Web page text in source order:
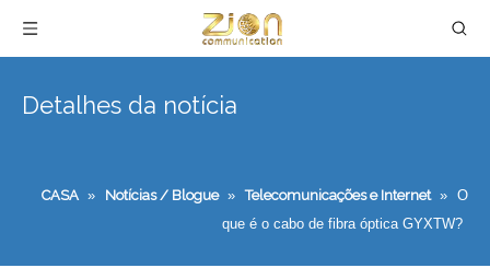
Detalhes da notícia
CASA » Notícias / Blogue » Telecomunicações e Internet » O
que é o cabo de fibra óptica GYXTW?